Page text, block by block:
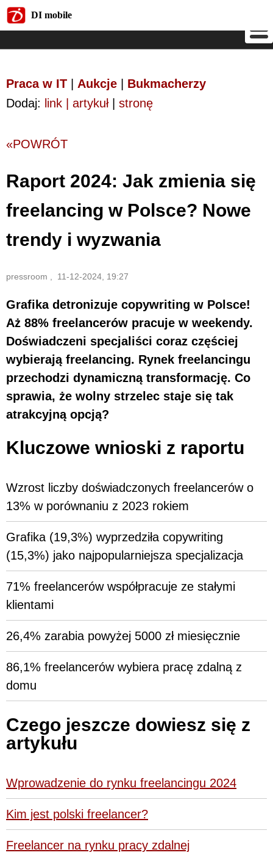
DI mobile
Praca w IT Aukcje
Bukmacherzy
Dodaj: link | artykuł| stronę
«POWRÓT
Raport 2024: Jak zmienia się
freelancing w Polsce? Nowe
trendy i wyzwania
pressroom , 11-12-2024, 19:27
Grafika detronizuje copywriting w Polsce!
Aż 88% freelancerów pracuje w weekendy.
Doświadczeni specjaliści coraz częściej
wybierają freelancing. Rynek freelancingu
przechodzi dynamiczną transformację. Co
sprawia, że wolny strzelec staje się tak
atrakcyjną opcją?
Kluczowe wnioski z raportu
Wzrost liczby doświadczonych freelancerów o
13% w porównaniu z 2023 rokiem
Grafika (19,3%) wyprzedziła copywriting
(15,3%) jako najpopularniejsza specjalizacja
71% freelancerów współpracuje ze stałymi
klientami
26,4% zarabia powyżej 5000 zł miesięcznie
86,1% freelancerów wybiera pracę zdalną z
domu
Czego jeszcze dowiesz się z
artykułu
Wprowadzenie do rynku freelancingu 2024
Kim jest polski freelancer?
Freelancer na rynku pracy zdalnej
DI mobile